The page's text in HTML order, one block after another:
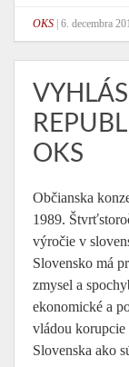
OKS 6. decembra
OKS
Občianska
1989.
výročie v
Slovensko má
zmysel a
ekonomické a
vládou korupcie
Slovenska ako